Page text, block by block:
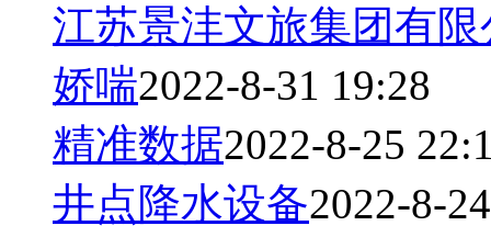
江苏景沣文旅集团有限
娇喘2022-8-31 19:28
精准数据2022-8-25
井点降水设备2022-8-